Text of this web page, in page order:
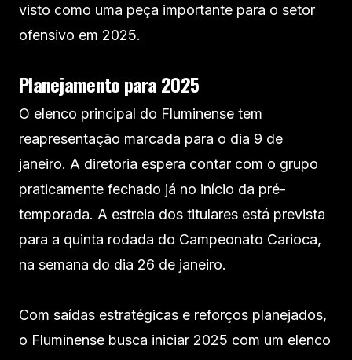
visto como uma peça importante para o setor
ofensivo em 2025.
Planejamento para 2025
O elenco principal do Fluminense tem
reapresentação marcada para o dia 9 de
janeiro. A diretoria espera contar com o grupo
praticamente fechado já no início da pré-
temporada. A estreia dos titulares está prevista
para a quinta rodada do Campeonato Carioca,
na semana do dia 26 de janeiro.
Com saídas estratégicas e reforços planejados,
o Fluminense busca iniciar 2025 com um elenco